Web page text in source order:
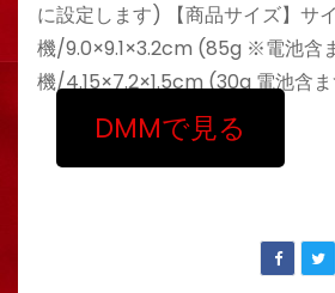
に設定します) 【商品サイズ】サ
機/9.0×9.1×3.2cm (85g ※電池含
機/4.15×7.2×1.5cm (30g 電池含
DMMで見る